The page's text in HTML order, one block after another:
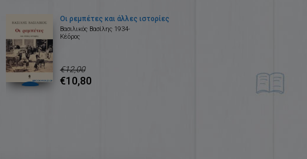
Οι ρεμπέτες και άλλες ιστορίες
Βασιλικός Βασίλης 1934-
Κέδρος
€12,00
€10,80